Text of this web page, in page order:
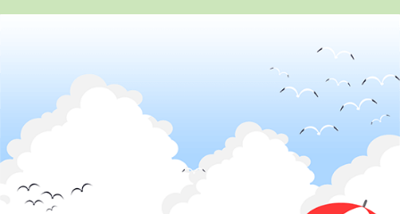
4位
車学校
5位
岡山県
高梁自動車学校
6位
島根県
浜乃木ドライビ
ングスクール